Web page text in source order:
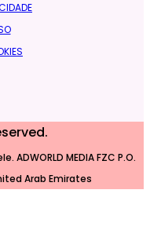
MEDIA FZC P.O.
Arab Emirates